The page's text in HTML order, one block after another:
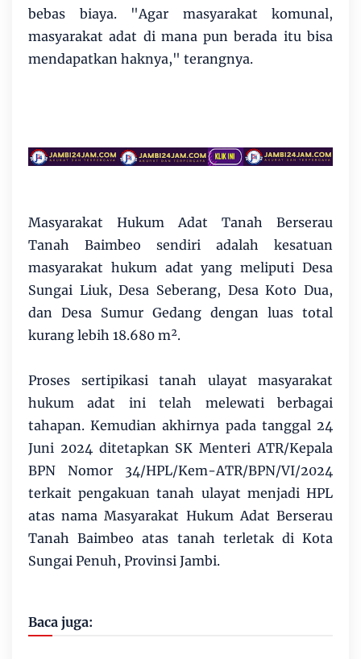
bebas biaya. "Agar masyarakat komunal,
masyarakat adat di mana pun berada itu bisa
mendapatkan haknya," terangnya.
Masyarakat Hukum Adat Tanah Berserau
Tanah Baimbeo sendiri adalah kesatuan
masyarakat hukum adat yang meliputi Desa
Sungai Liuk, Desa Seberang, Desa Koto Dua,
dan Desa Sumur Gedang dengan luas total
kurang lebih 18.680 m².
Proses sertipikasi tanah ulayat masyarakat
hukum adat ini telah melewati berbagai
tahapan. Kemudian akhirnya pada tanggal 24
Juni 2024 ditetapkan SK Menteri ATR/Kepala
BPN Nomor 34/HPL/Kem-ATR/BPN/VI/2024
terkait pengakuan tanah ulayat menjadi HPL
atas nama Masyarakat Hukum Adat Berserau
Tanah Baimbeo atas tanah terletak di Kota
Sungai Penuh, Provinsi Jambi.
Baca juga: